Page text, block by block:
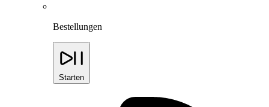
Bestellungen
Starten